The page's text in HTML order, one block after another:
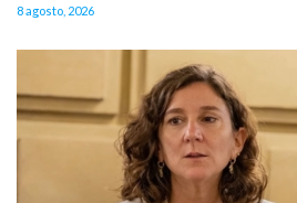
8 agosto, 2026